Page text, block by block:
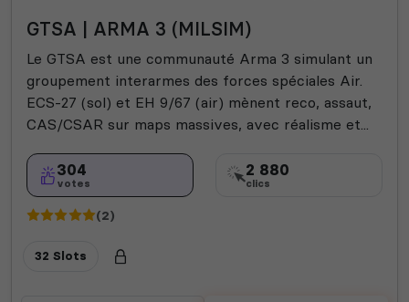
GTSA | ARMA 3 (MILSIM)
Le GTSA est une communauté Arma 3 simulant un
groupement interarmes des forces spéciales Air.
ECS-27 (sol) et EH 9/67 (air) mènent reco, assaut,
CAS/CSAR sur maps massives, avec réalisme et...
304
votes
2 880
clics
(2)
32 Slots